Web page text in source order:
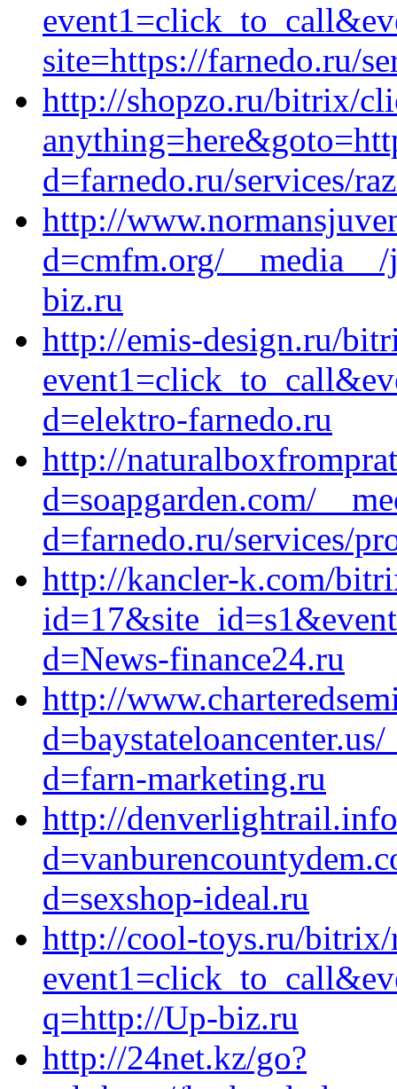
site=https://farnedo.ru/
http://shopzo.ru/bitrix/
d=farnedo.ru/services/
http://
d=cmfm.org/
biz.ru
http://emis-design.ru/
d=elektro-farnedo.ru
http://
d=soapgarden.com/
d=farnedo.ru/services/
http://kancler-k.com/
d=News-finance24.ru
http://
d=farn-marketing.ru
http://
d=sexshop-ideal.ru
http://cool-toys.ru/bitrix/
q=http://Up-biz.ru
http://24net.kz/go?